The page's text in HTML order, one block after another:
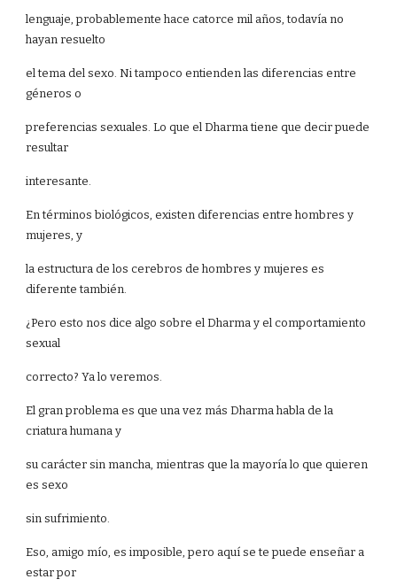
lenguaje, probablemente hace catorce mil años, todavía no
hayan resuelto
el tema del sexo. Ni tampoco entienden las diferencias entre
géneros o
preferencias sexuales. Lo que el Dharma tiene que decir puede
resultar
interesante.
En términos biológicos, existen diferencias entre hombres y
mujeres, y
la estructura de los cerebros de hombres y mujeres es
diferente también.
¿Pero esto nos dice algo sobre el Dharma y el comportamiento
sexual
correcto? Ya lo veremos.
El gran problema es que una vez más Dharma habla de la
criatura humana y
su carácter sin mancha, mientras que la mayoría lo que quieren
es sexo
sin sufrimiento.
Eso, amigo mío, es imposible, pero aquí se te puede enseñar a
estar por